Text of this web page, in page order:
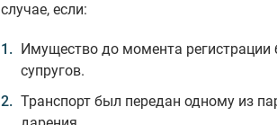
случае, если:
Имущество до момента
супругов.
Транспорт был передан одному из